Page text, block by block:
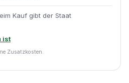
Kauf gibt der Staat
ist
Zusatzkosten.